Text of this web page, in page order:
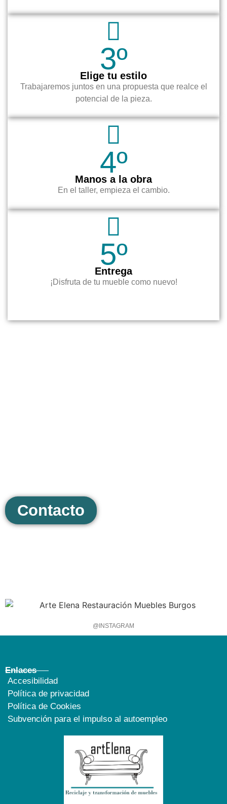
3º
Elige tu estilo
Trabajaremos juntos en una propuesta que realce el
potencial de la pieza.
4º
Manos a la obra
En el taller, empieza el cambio.
5º
Entrega
¡Disfruta de tu mueble como nuevo!
Contacto
@INSTAGRAM
Enlaces
Accesibilidad
Política de privacidad
Política de Cookies
Subvención para el impulso al autoempleo